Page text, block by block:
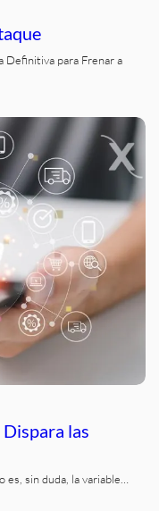
Definitiva para Frenar a
las
sin duda, la variable…